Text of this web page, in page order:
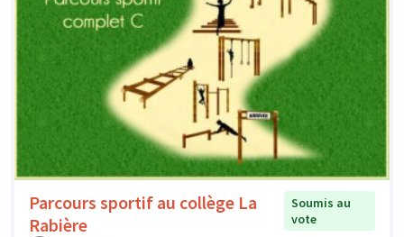
Parcours sportif au collège La
Rabière
Soumis au
vote